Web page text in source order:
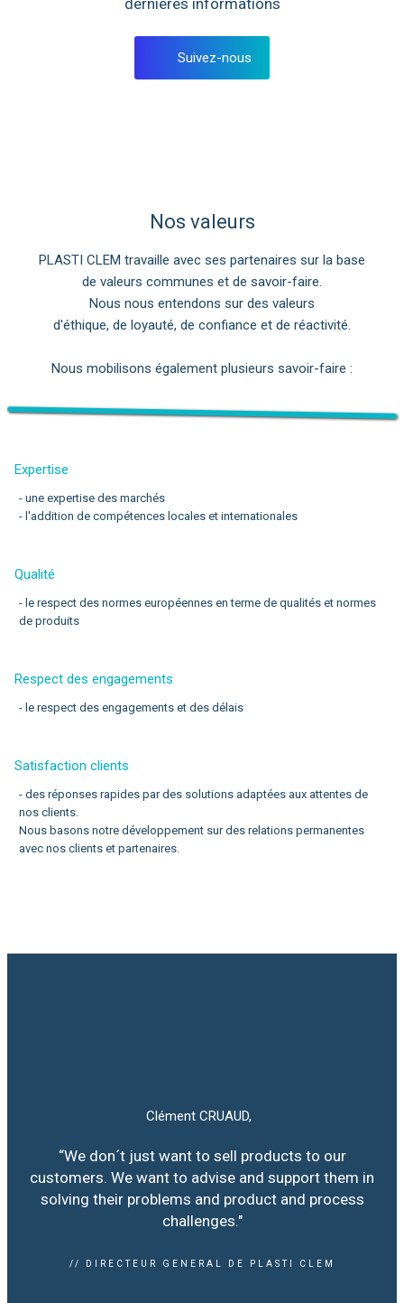
dernières informations
Suivez-nous
Nos valeurs
PLASTI CLEM travaille avec ses partenaires sur la base
de valeurs communes et de savoir-faire.
Nous nous entendons sur des valeurs
d'éthique, de loyauté, de confiance et de réactivité.
Nous mobilisons également plusieurs savoir-faire :
Expertise
- une expertise des marchés
- l'addition de compétences locales et internationales
Qualité
- le respect des normes européennes en terme de qualités et normes
de produits
Respect des engagements
- le respect des engagements et des délais
Satisfaction clients
- des réponses rapides par des solutions adaptées aux attentes de
nos clients.
Nous basons notre développement sur des relations permanentes
avec nos clients et partenaires.
Clément CRUAUD,
“We don´t just want to sell products to our
customers. We want to advise and support them in
solving their problems and product and process
challenges."
// DIRECTEUR GENERAL DE PLASTI CLEM